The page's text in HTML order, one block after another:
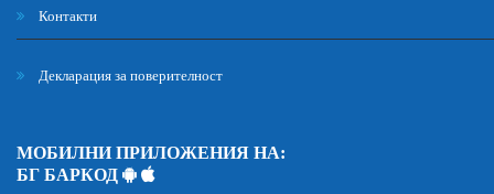
Контакти
Декларация за поверителност
МОБИЛНИ ПРИЛОЖЕНИЯ НА:
БГ БАРКОД